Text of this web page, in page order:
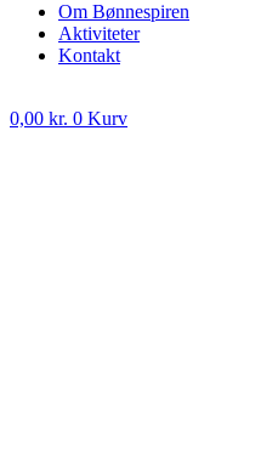
Om Bønnespiren
Aktiviteter
Kontakt
0,00 kr. 0 Kurv